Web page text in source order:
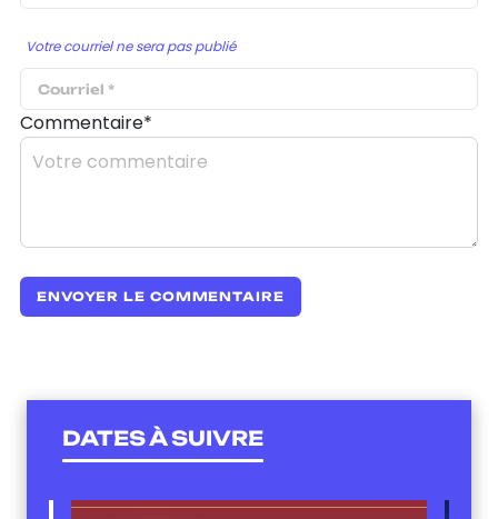
Votre courriel ne sera pas publié
Commentaire*
DATES À SUIVRE